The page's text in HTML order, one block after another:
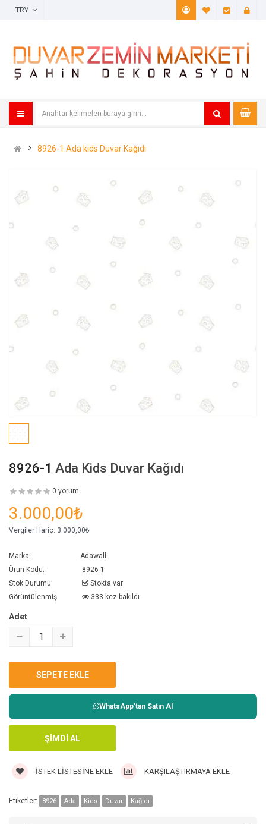
A. Listem
8926-1 Ada kids Duvar Kağıdı
8926-1 Ada Kids Duvar Kağıdı
0 yorum
3.000,00₺
Vergiler Hariç: 3.000,00₺
Marka:
Adawall
Ürün Kodu:
8926-1
Stok Durumu:
Stokta var
Görüntülenmiş
333 kez bakıldı
Adet
WhatsApp'tan Satın Al
İSTEK LISTESINE EKLE KARŞILAŞTIRMAYA EKLE
Etiketler: 8926 Ada Kids Duvar Kağıdı